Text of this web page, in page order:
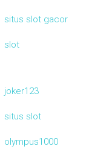
situs slot gacor
slot
joker123
situs slot
olympus1000